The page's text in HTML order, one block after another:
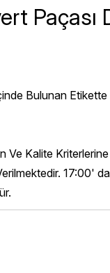
Paçası
Bulunan
Ve Kalite
17:00'